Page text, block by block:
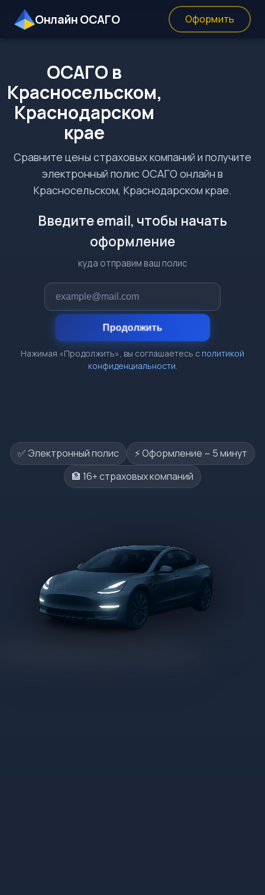
Онлайн ОСАГО Оформить
ОСАГО в
Красносельском,
Краснодарском
крае
Сравните цены страховых компаний и получите
электронный полис ОСАГО онлайн в
Красносельском, Краснодарском крае.
Введите email, чтобы начать
оформление
куда отправим ваш полис
Продолжить
Нажимая «Продолжить», вы соглашаетесь сполитикой
конфиденциальности.
✅ Электронный полис
⚡️ Оформление ~ 5 минут
🏦 16+ страховых компаний